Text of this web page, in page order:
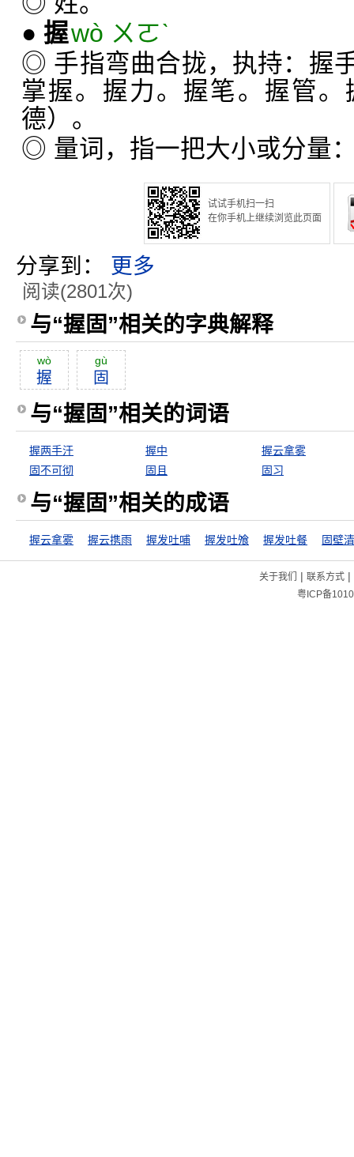
● 握wò ㄨㄛˋ
◎ 手指弯曲合拢，执持：握
掌握。握力。握笔。握管
德）。
◎ 量词，指一把大小或分量
试试手机扫一扫
在你手机上继续浏览此页面
分享到： 更多
阅读(2801次)
与“握固”相关的字典解释
wò
握
gù
固
与“握固”相关的词语
握两手汗 握中
握云拿雾
固不可彻
固且 固习
与“握固”相关的成语
握云拿雾 握云携雨 握发吐哺 握发吐飧 握发吐餐 固壁
关于我们 | 联系方式|
粤ICP备